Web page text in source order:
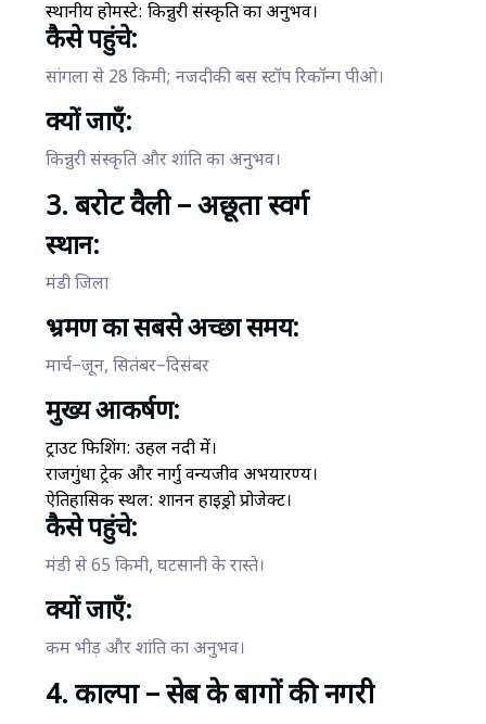
स्थानीय होमस्टे: किन्नुरी संस्कृति का अनुभव।
कैसे पहुंचे:
सांगला से 28 किमी; नजदीकी बस स्टॉप रिकॉन्ग पीओ।
क्यों जाएँ:
किन्नुरी संस्कृति और शांति का अनुभव।
3. बरोट वैली – अछूता स्वर्ग
स्थान:
मंडी जिला
भ्रमण का सबसे अच्छा समय:
मार्च–जून, सितंबर–दिसंबर
मुख्य आकर्षण:
ट्राउट फिशिंग: उहल नदी में।
राजगुंधा ट्रेक और नार्गु वन्यजीव अभयारण्य।
ऐतिहासिक स्थल: शानन हाइड्रो प्रोजेक्ट।
कैसे पहुंचे:
मंडी से 65 किमी, घटसानी के रास्ते।
क्यों जाएँ:
कम भीड़ और शांति का अनुभव।
4. काल्पा – सेब के बागों की नगरी